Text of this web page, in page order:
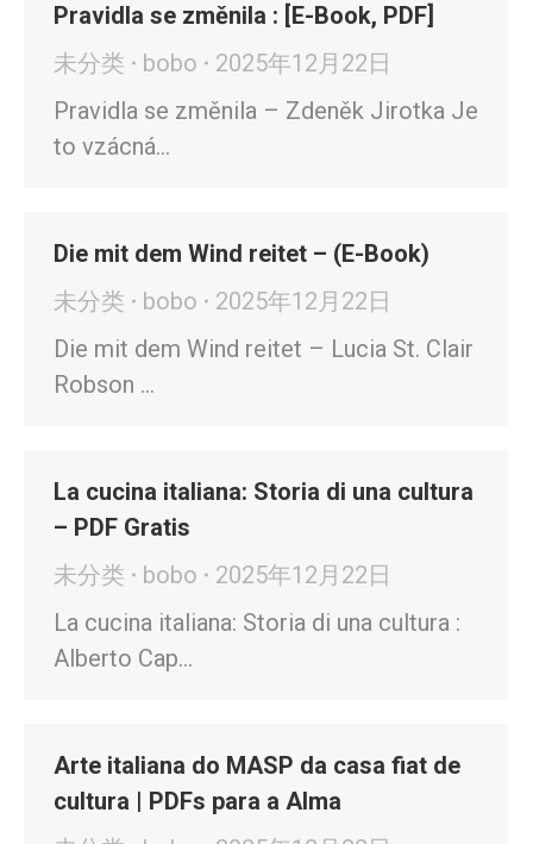
Pravidla se změnila : [E-Book, PDF]
未分类
bobo
2025年12月22日
Pravidla se změnila – Zdeněk Jirotka Je
to vzácná…
Die mit dem Wind reitet – (E-Book)
未分类
bobo
2025年12月22日
Die mit dem Wind reitet – Lucia St. Clair
Robson …
La cucina italiana: Storia di una cultura
– PDF Gratis
未分类
bobo
2025年12月22日
La cucina italiana: Storia di una cultura :
Alberto Cap…
Arte italiana do MASP da casa fiat de
cultura | PDFs para a Alma